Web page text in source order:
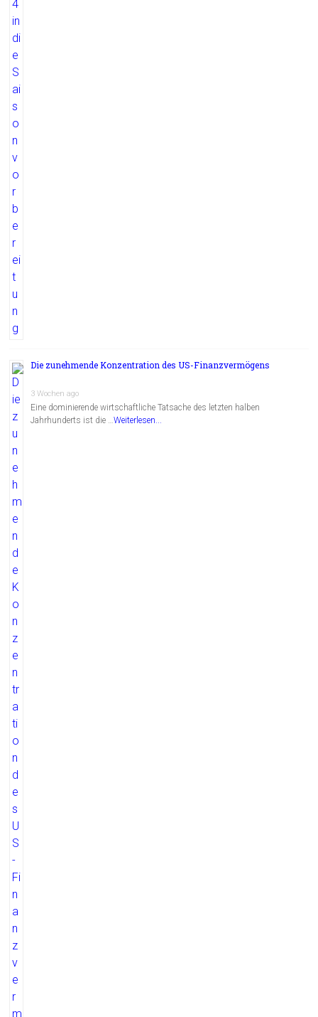
Die zunehmende Konzentration des US-Finanzvermögens
3 Wochen ago
Eine dominierende wirtschaftliche Tatsache des letzten halben
Jahrhunderts ist die …Weiterlesen...